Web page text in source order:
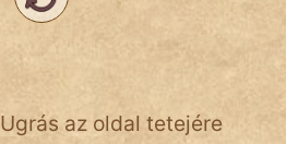
Ugrás az oldal tetejére